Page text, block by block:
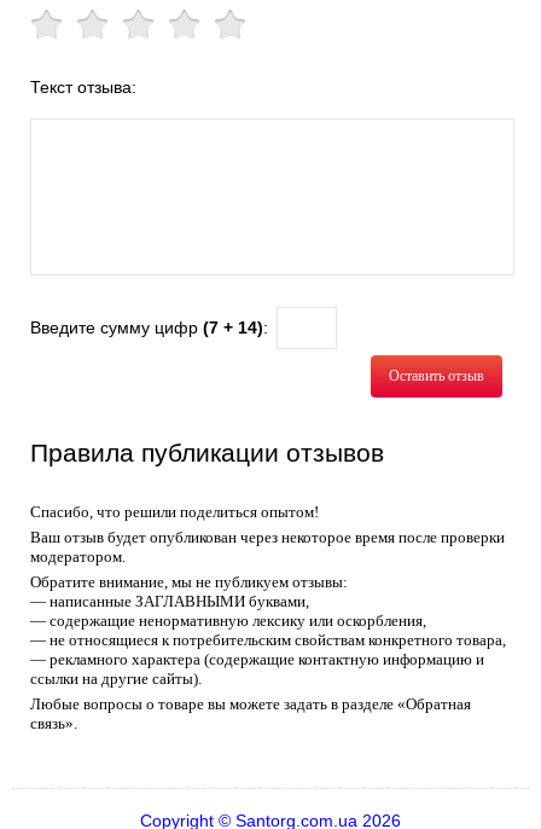
Текст отзыва:
Введите сумму цифр (7 + 14):
Оставить отзыв
Правила публикации отзывов
Спасибо, что решили поделиться опытом!
Ваш отзыв будет опубликован через некоторое время после проверки
модератором.
Обратите внимание, мы не публикуем отзывы:
— написанные ЗАГЛАВНЫМИ буквами,
— содержащие ненормативную лексику или оскорбления,
— не относящиеся к потребительским свойствам конкретного товара,
— рекламного характера (содержащие контактную информацию и
ссылки на другие сайты).
Любые вопросы о товаре вы можете задать в разделе «Обратная
связь».
Copyright © Santorg.com.ua 2026